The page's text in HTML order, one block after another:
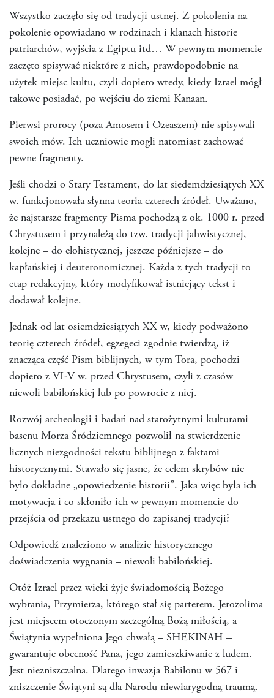
Wszystko zaczęło się od tradycji ustnej. Z pokolenia na
pokolenie opowiadano w rodzinach i klanach historie
patriarchów, wyjścia z Egiptu itd… W pewnym momencie
zaczęto spisywać niektóre z nich, prawdopodobnie na
użytek miejsc kultu, czyli dopiero wtedy, kiedy Izrael mógł
takowe posiadać, po wejściu do ziemi Kanaan.
Pierwsi prorocy (poza Amosem i Ozeaszem) nie spisywali
swoich mów. Ich uczniowie mogli natomiast zachować
pewne fragmenty.
Jeśli chodzi o Stary Testament, do lat siedemdziesiątych XX
w. funkcjonowała słynna teoria czterech źródeł. Uważano,
że najstarsze fragmenty Pisma pochodzą z ok. 1000 r. przed
Chrystusem i przynależą do tzw. tradycji jahwistycznej,
kolejne – do elohistycznej, jeszcze późniejsze – do
kapłańskiej i deuteronomicznej. Każda z tych tradycji to
etap redakcyjny, który modyfikował istniejący tekst i
dodawał kolejne.
Jednak od lat osiemdziesiątych XX w, kiedy podważono
teorię czterech źródeł, egzegeci zgodnie twierdzą, iż
znacząca część Pism biblijnych, w tym Tora, pochodzi
dopiero z VI-V w. przed Chrystusem, czyli z czasów
niewoli babilońskiej lub po powrocie z niej.
Rozwój archeologii i badań nad starożytnymi kulturami
basenu Morza Śródziemnego pozwolił na stwierdzenie
licznych niezgodności tekstu biblijnego z faktami
historycznymi. Stawało się jasne, że celem skrybów nie
było dokładne „opowiedzenie historii”. Jaka więc była ich
motywacja i co skłoniło ich w pewnym momencie do
przejścia od przekazu ustnego do zapisanej tradycji?
Odpowiedź znaleziono w analizie historycznego
doświadczenia wygnania – niewoli babilońskiej.
Otóż Izrael przez wieki żyje świadomością Bożego
wybrania, Przymierza, którego stał się parterem. Jerozolima
jest miejscem otoczonym szczególną Bożą miłością, a
Świątynia wypełniona Jego chwałą – SHEKINAH –
gwarantuje obecność Pana, jego zamieszkiwanie z ludem.
Jest niezniszczalna. Dlatego inwazja Babilonu w 567 i
zniszczenie Świątyni są dla Narodu niewiarygodną traumą.